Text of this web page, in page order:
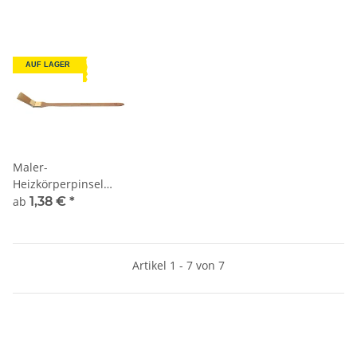
AUF LAGER
Maler-
Heizkörperpinsel
helle Chinaborste
ab 1,38 € *
Artikel 1 - 7 von 7